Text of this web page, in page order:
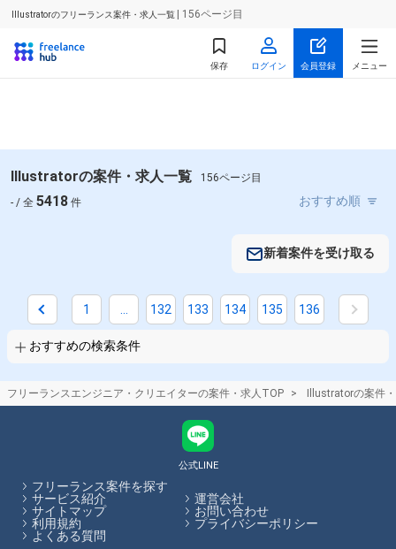
Illustratorのフリーランス案件・求人一覧 | 156ページ目
保存 ログイン 会員登録 メニュー
Illustratorの案件・求人一覧
156ページ目
- / 全 5418 件
新着案件を受け取る
1 132 133 134 135 136
おすすめの検索条件
業界で絞り込む
Illustrator × コンシューマーゲーム
Illustrator × 副業 Illustrator × 在宅・リモート
その他の条件で検索する
その他開発言語・スキルから探す
Photoshop CSS Figma
JavaScript
Unity
After Effects
フリーランスエンジニア・クリエイターの案件・求人TOP Illustratorの案件
公式LINE
フリーランス案件を探す
サービス紹介
運営会社
サイトマップ
お問い合わせ
利用規約
プライバシーポリシー
よくある質問